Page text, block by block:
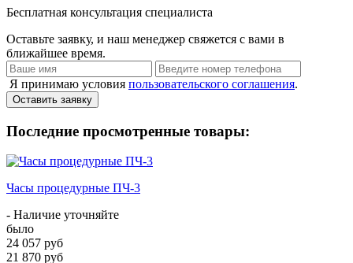
Бесплатная консультация специалиста
Оставьте заявку, и наш менеджер свяжется с вами в
ближайшее время.
Я принимаю условия пользовательского соглашения.
Оставить заявку
Последние просмотренные товары:
Часы процедурные ПЧ-3
- Наличие уточняйте
было
24 057 руб
21 870 руб